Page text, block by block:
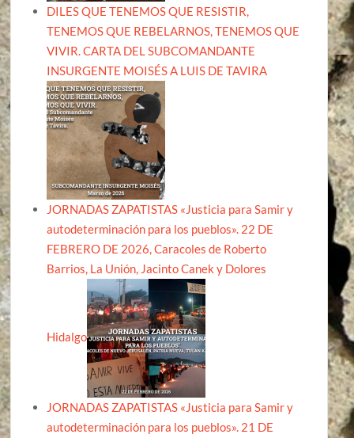
DILES QUE TENEMOS QUE RESISTIR,
TENEMOS QUE REBELARNOS, TENEMOS QUE
VIVIR. CARTA DEL SUBCOMANDANTE
INSURGENTE MOISÉS A LUIS DE TAVIRA
JORNADAS ZAPATISTAS «Justicia para Samir y
autodeterminación para los pueblos». 22 DE
FEBRERO DE 2026, Caracoles de Roberto
Barrios, La Unión, Jacinto Canek y Dolores
Hidalgo
JORNADAS ZAPATISTAS «Justicia para Samir y
autodeterminación para los pueblos». 21 DE